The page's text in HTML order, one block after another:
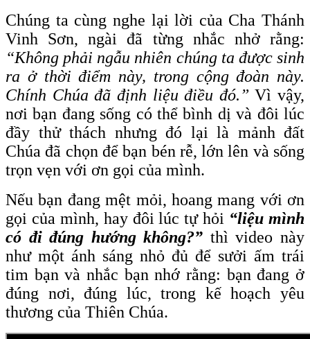
Chúng ta cùng nghe lại lời của Cha Thánh
Vinh Sơn, ngài đã từng nhắc nhở rằng:
“Không phải ngẫu nhiên chúng ta được sinh
ra ở thời điểm này, trong cộng đoàn này.
Chính Chúa đã định liệu điều đó.” Vì vậy,
nơi bạn đang sống có thể bình dị và đôi lúc
đầy thử thách nhưng đó lại là mảnh đất
Chúa đã chọn để bạn bén rễ, lớn lên và sống
trọn vẹn với ơn gọi của mình.
Nếu bạn đang mệt mỏi, hoang mang với ơn
gọi của mình, hay đôi lúc tự hỏi “liệu mình
có đi đúng hướng không?” thì video này
như một ánh sáng nhỏ đủ để sưởi ấm trái
tim bạn và nhắc bạn nhớ rằng: bạn đang ở
đúng nơi, đúng lúc, trong kế hoạch yêu
thương của Thiên Chúa.